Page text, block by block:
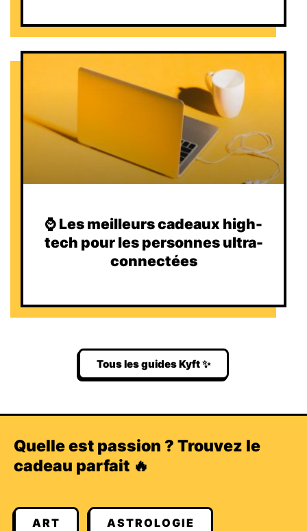
⌚️ Les meilleurs cadeaux high-
tech pour les personnes ultra-
connectées
Tous les guides Kyft ✨
Quelle est passion ? Trouvez le
cadeau parfait 🔥
ART ASTROLOGIE